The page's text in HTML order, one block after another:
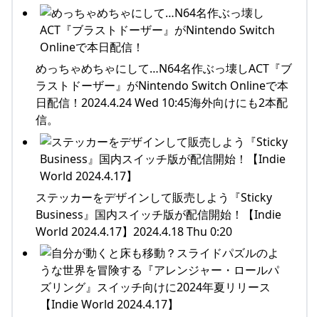
めっちゃめちゃにして…N64名作ぶっ壊しACT『ブ
ラストドーザー』がNintendo Switch Onlineで本
日配信！2024.4.24 Wed 10:45海外向けにも2本配
信。
ステッカーをデザインして販売しよう『Sticky
Business』国内スイッチ版が配信開始！【Indie
World 2024.4.17】2024.4.18 Thu 0:20